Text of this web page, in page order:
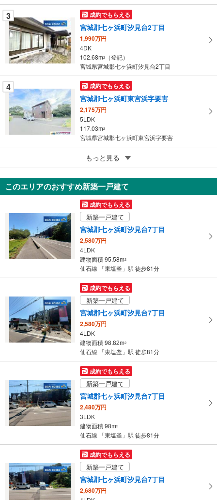
に
保
存
す
る
3 成約でもらえる
宮城郡七ヶ浜町汐見台2丁目
1,990万円
4DK
102.68m2
（登記）
宮城県宮城郡七ヶ浜町汐見台2丁目
4 成約でもらえる
宮城郡七ヶ浜町東宮浜字要害
2,175万円
5LDK
117.03m2
宮城県宮城郡七ヶ浜町東宮浜字要害
成約でもらえる
宮城郡七ヶ浜町東宮浜字要害
2,175万円
5LDK
117.03m2
宮城県宮城郡七ヶ浜町東宮浜字要害
もっと見る
このエリアのおすすめ新築一戸建て
成約でもらえる
新築一戸建て
宮城郡七ヶ浜町汐見台7丁目
2,580万円
4LDK
建物面積 95.58m2
仙石線 「東塩釜」駅 徒歩81分
成約でもらえる
新築一戸建て
宮城郡七ヶ浜町汐見台7丁目
2,580万円
4LDK
建物面積 98.82m2
仙石線 「東塩釜」駅 徒歩81分
成約でもらえる
新築一戸建て
宮城郡七ヶ浜町汐見台7丁目
2,480万円
3LDK
建物面積 98m2
仙石線 「東塩釜」駅 徒歩81分
成約でもらえる
新築一戸建て
宮城郡七ヶ浜町汐見台7丁目
2,680万円